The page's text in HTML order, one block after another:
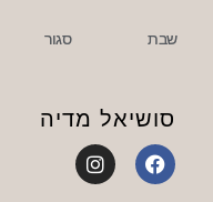
שבת סגור
סושיאל מדיה
F
a
I
n